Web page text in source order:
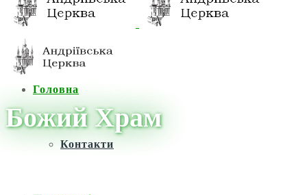
Головна
Контакти
Божий Храм